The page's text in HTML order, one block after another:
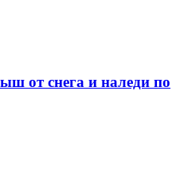
от снега и наледи по